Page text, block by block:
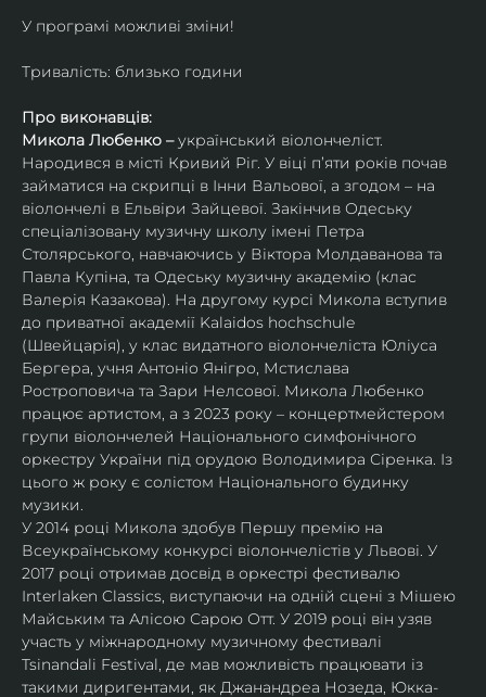
У програмі можливі зміни!
Тривалість: близько години
Про виконавців:
Микола Любенко – український віолончеліст.
Народився в місті Кривий Ріг. У віці п’яти років почав
займатися на скрипці в Інни Вальової, а згодом – на
віолончелі в Ельвіри Зайцевої. Закінчив Одеську
спеціалізовану музичну школу імені Петра
Столярського, навчаючись у Віктора Молдаванова та
Павла Купіна, та Одеську музичну академію (клас
Валерія Казакова). На другому курсі Микола вступив
до приватної академії Kalaidos hochschule
(Швейцарія), у клас видатного віолончеліста Юліуса
Бергера, учня Антоніо Янігро, Мстислава
Ростроповича та Зари Нелсової. Микола Любенко
працює артистом, а з 2023 року – концертмейстером
групи віолончелей Національного симфонічного
оркестру України під орудою Володимира Сіренка. Із
цього ж року є солістом Національного будинку
музики.
У 2014 році Микола здобув Першу премію на
Всеукраїнському конкурсі віолончелістів у Львові. У
2017 році отримав досвід в оркестрі фестивалю
Interlaken Classics, виступаючи на одній сцені з Мішею
Майським та Алісою Сарою Отт. У 2019 році він узяв
участь у міжнародному музичному фестивалі
Tsinandali Festival, де мав можливість працювати із
такими диригентами, як Джанандреа Нозеда, Юкка-